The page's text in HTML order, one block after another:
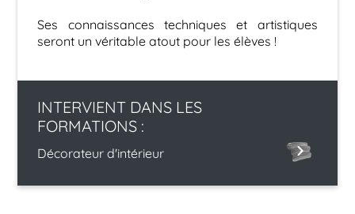
Ses connaissances techniques et artistiques
seront un véritable atout pour les élèves !
INTERVIENT DANS LES
FORMATIONS :
Décorateur d'intérieur